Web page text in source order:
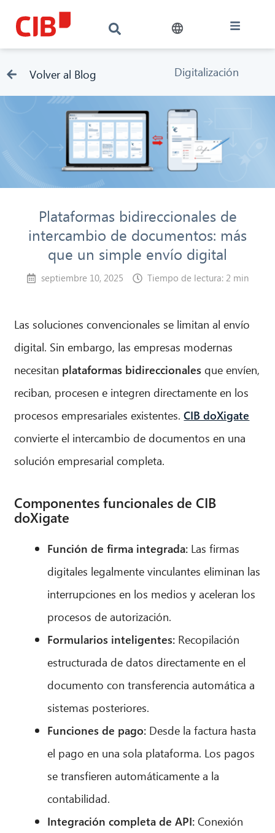
Volver al Blog Digitalización
Plataformas bidireccionales de
intercambio de documentos: más
que un simple envío digital
septiembre 10, 2025 Tiempo de lectura: 2 min
Las soluciones convencionales se limitan al envío
digital. Sin embargo, las empresas modernas
necesitan plataformas bidireccionales que envíen,
reciban, procesen e integren directamente en los
procesos empresariales existentes.CIB doXigate
convierte el intercambio de documentos en una
solución empresarial completa.
Componentes funcionales de CIB
doXigate
Función de firma integrada: Las firmas
digitales legalmente vinculantes eliminan las
interrupciones en los medios y aceleran los
procesos de autorización.
Formularios inteligentes: Recopilación
estructurada de datos directamente en el
documento con transferencia automática a
sistemas posteriores.
Funciones de pago: Desde la factura hasta
el pago en una sola plataforma. Los pagos
se transfieren automáticamente a la
contabilidad.
Integración completa de API:Conexión